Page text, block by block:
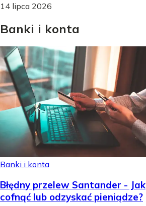
14 lipca 2026
Banki i konta
Banki i konta
Błędny przelew Santander - Jak
cofnąć lub odzyskać pieniądze?